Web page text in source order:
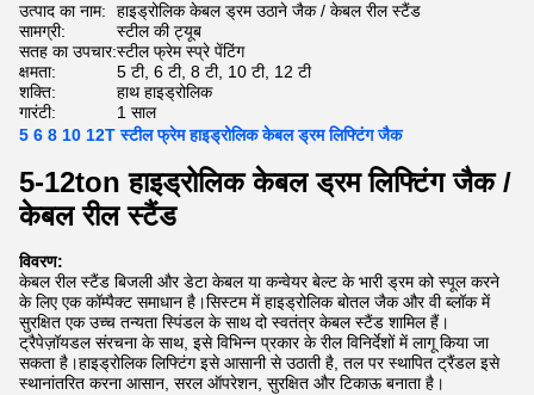
उत्पाद का नाम:
हाइड्रोलिक केबल ड्रम उठाने जैक / केबल रील स्टैंड
सामग्री:
स्टील की ट्यूब
सतह का उपचार:स्टील फ्रेम स्प्रे पेंटिंग
क्षमता:
5 टी, 6 टी, 8 टी, ​​10 टी, 12 टी
शक्ति:
हाथ हाइड्रोलिक
गारंटी:
1 साल
5 6 8 10 12T स्टील फ्रेम हाइड्रोलिक केबल ड्रम लिफ्टिंग जैक
5-12ton हाइड्रोलिक केबल ड्रम लिफ्टिंग जैक /
केबल रील स्टैंड
विवरण:
केबल रील स्टैंड बिजली और डेटा केबल या कन्वेयर बेल्ट के भारी ड्रम को स्पूल करने
के लिए एक कॉम्पैक्ट समाधान है।सिस्टम में हाइड्रोलिक बोतल जैक और वी ब्लॉक में
सुरक्षित एक उच्च तन्यता स्पिंडल के साथ दो स्वतंत्र केबल स्टैंड शामिल हैं।
ट्रैपेज़ॉयडल संरचना के साथ, इसे विभिन्न प्रकार के रील विनिर्देशों में लागू किया जा
सकता है।हाइड्रोलिक लिफ्टिंग इसे आसानी से उठाती है, तल पर स्थापित ट्रैंडल इसे
स्थानांतरित करना आसान, सरल ऑपरेशन, सुरक्षित और टिकाऊ बनाता है।